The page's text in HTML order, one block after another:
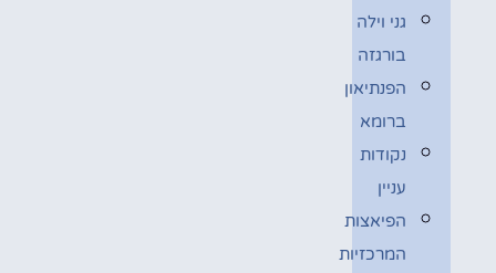
גני וילה
בורגזה
הפנתיאון
ברומא
נקודות
עניין
הפיאצות
המרכזיות